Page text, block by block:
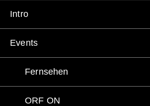
Intro
Events
Fernsehen
ORF ON